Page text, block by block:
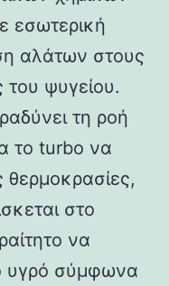
εσωτερική
αλάτων στους
ψυγείου.
τη ροή
το turbo να
θερμοκρασίες,
στο
να
υγρό σύμφωνα